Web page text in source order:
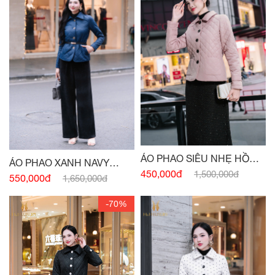
ÁO PHAO XANH NAVY
DÁNG DÀI
550,000đ 1,650,000đ
ÁO PHAO SIÊU NHẸ HỒNG
2 TÚI
450,000đ 1,500,000đ
-70%